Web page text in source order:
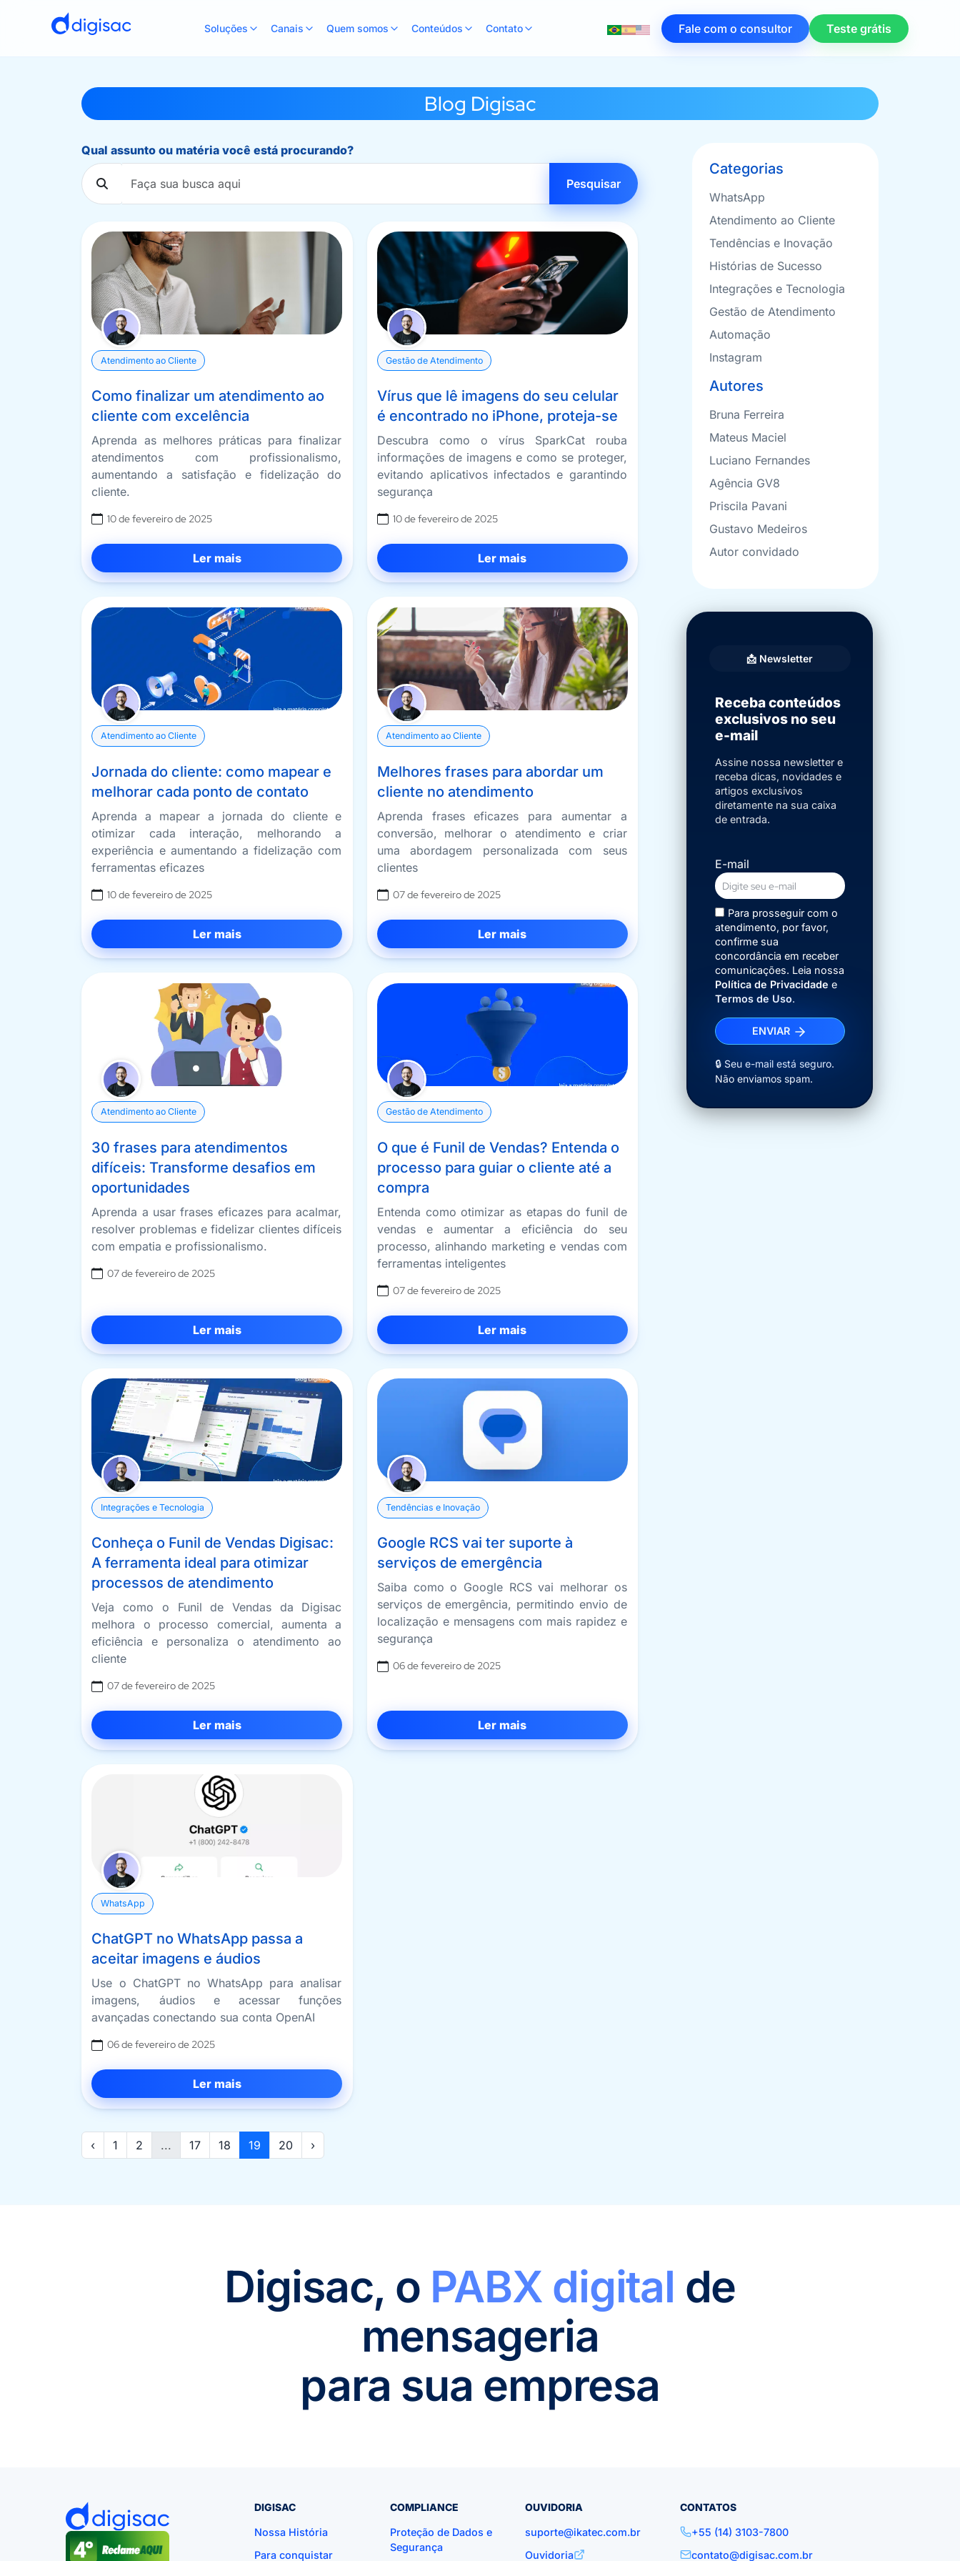
Soluções Canais Quem somos Conteúdos Contato Fale com o consultor Teste grátis
Blog Digisac
Qual assunto ou matéria você está procurando?
Pesquisar
Atendimento ao Cliente
Como finalizar um atendimento ao
cliente com excelência
Aprenda as melhores práticas para finalizar
atendimentos com profissionalismo,
aumentando a satisfação e fidelização do
cliente.
10 de fevereiro de 2025
Ler mais
Gestão de Atendimento
Vírus que lê imagens do seu celular
é encontrado no iPhone, proteja-se
Descubra como o vírus SparkCat rouba
informações de imagens e como se proteger,
evitando aplicativos infectados e garantindo
segurança
10 de fevereiro de 2025
Ler mais
Atendimento ao Cliente
Jornada do cliente: como mapear e
melhorar cada ponto de contato
Aprenda a mapear a jornada do cliente e
otimizar cada interação, melhorando a
experiência e aumentando a fidelização com
ferramentas eficazes
10 de fevereiro de 2025
Ler mais
Atendimento ao Cliente
Melhores frases para abordar um
cliente no atendimento
Aprenda frases eficazes para aumentar a
conversão, melhorar o atendimento e criar
uma abordagem personalizada com seus
clientes
07 de fevereiro de 2025
Ler mais
Atendimento ao Cliente
30 frases para atendimentos
difíceis: Transforme desafios em
oportunidades
Aprenda a usar frases eficazes para acalmar,
resolver problemas e fidelizar clientes difíceis
com empatia e profissionalismo.
07 de fevereiro de 2025
Ler mais
Gestão de Atendimento
O que é Funil de Vendas? Entenda o
processo para guiar o cliente até a
compra
Entenda como otimizar as etapas do funil de
vendas e aumentar a eficiência do seu
processo, alinhando marketing e vendas com
ferramentas inteligentes
07 de fevereiro de 2025
Ler mais
Integrações e Tecnologia
Conheça o Funil de Vendas Digisac:
A ferramenta ideal para otimizar
processos de atendimento
Veja como o Funil de Vendas da Digisac
melhora o processo comercial, aumenta a
eficiência e personaliza o atendimento ao
cliente
07 de fevereiro de 2025
Ler mais
Tendências e Inovação
Google RCS vai ter suporte à
serviços de emergência
Saiba como o Google RCS vai melhorar os
serviços de emergência, permitindo envio de
localização e mensagens com mais rapidez e
segurança
06 de fevereiro de 2025
Ler mais
WhatsApp
ChatGPT no WhatsApp passa a
aceitar imagens e áudios
Use o ChatGPT no WhatsApp para analisar
imagens, áudios e acessar funções
avançadas conectando sua conta OpenAI
06 de fevereiro de 2025
Ler mais
Categorias
WhatsApp
Atendimento ao Cliente
Tendências e Inovação
Histórias de Sucesso
Integrações e Tecnologia
Gestão de Atendimento
Automação
Instagram
Autores
Bruna Ferreira
Mateus Maciel
Luciano Fernandes
Agência GV8
Priscila Pavani
Gustavo Medeiros
Autor convidado
📩 Newsletter
Receba conteúdos
exclusivos no seu
e-mail
Assine nossa newsletter e
receba dicas, novidades e
artigos exclusivos
diretamente na sua caixa
de entrada.
E-mail
Para prosseguir com o
atendimento, por favor,
confirme sua
concordância em receber
comunicações. Leia nossa
Política de Privacidade e
Termos de Uso.
ENVIAR
🔒 Seu e-mail está seguro.
Não enviamos spam.
‹ 1 2 ... 17 18 19 20 ›
Digisac, o PABX digital de
mensageria
para sua empresa
DIGISAC
Nossa História
Para conquistar
COMPLIANCE
Proteção de Dados e
Segurança
OUVIDORIA
suporte@ikatec.com.br
Ouvidoria
CONTATOS
+55 (14) 3103-7800
contato@digisac.com.br